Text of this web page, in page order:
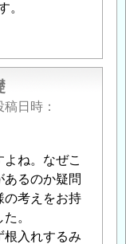
。
稿日時
ね。なぜこ
あるのか疑問
の考えをお持
。
根入れするみ